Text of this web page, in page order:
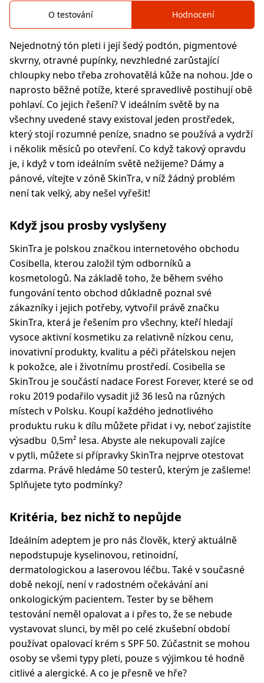
O testování Hodnocení
Nejednotný tón pleti i její šedý podtón, pigmentové
skvrny, otravné pupínky, nevzhledné zarůstající
chloupky nebo třeba zrohovatělá kůže na nohou. Jde o
naprosto běžné potíže, které spravedlivě postihují obě
pohlaví. Co jejich řešení? V ideálním světě by na
všechny uvedené stavy existoval jeden prostředek,
který stojí rozumné peníze, snadno se používá a vydrží
i několik měsíců po otevření. Co když takový opravdu
je, i když v tom ideálním světě nežijeme? Dámy a
pánové, vítejte v zóně SkinTra, v níž žádný problém
není tak velký, aby nešel vyřešit!
Když jsou prosby vyslyšeny
SkinTra je polskou značkou internetového obchodu
Cosibella, kterou založil tým odborníků a
kosmetologů. Na základě toho, že během svého
fungování tento obchod důkladně poznal své
zákazníky i jejich potřeby, vytvořil právě značku
SkinTra, která je řešením pro všechny, kteří hledají
vysoce aktivní kosmetiku za relativně nízkou cenu,
inovativní produkty, kvalitu a péči přátelskou nejen
k pokožce, ale i životnímu prostředí. Cosibella se
SkinTrou je součástí nadace Forest Forever, které se od
roku 2019 podařilo vysadit již 36 lesů na různých
místech v Polsku. Koupí každého jednotlivého
produktu ruku k dílu můžete přidat i vy, neboť zajistíte
výsadbu 0,5m² lesa. Abyste ale nekupovali zajíce
v pytli, můžete si přípravky SkinTra nejprve otestovat
zdarma. Právě hledáme 50 testerů, kterým je zašleme!
Splňujete tyto podmínky?
Kritéria, bez nichž to nepůjde
Ideálním adeptem je pro nás člověk, který aktuálně
nepodstupuje kyselinovou, retinoidní,
dermatologickou a laserovou léčbu. Také v současné
době nekojí, není v radostném očekávání ani
onkologickým pacientem. Tester by se během
testování neměl opalovat a i přes to, že se nebude
vystavovat slunci, by měl po celé zkušební období
používat opalovací krém s SPF 50. Zúčastnit se mohou
osoby se všemi typy pleti, pouze s výjimkou té hodně
citlivé a alergické. A co je přesně ve hře?